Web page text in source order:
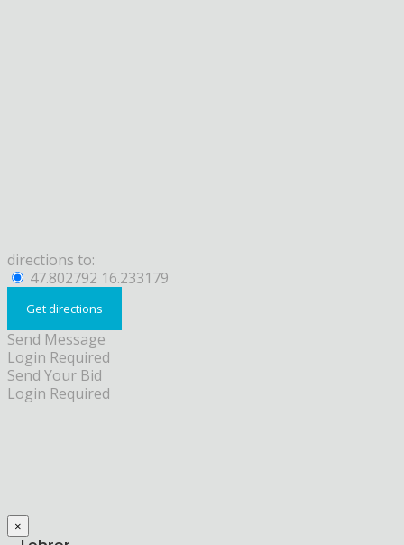
directions to:
47.802792 16.233179
Send Message
Login Required
Send Your Bid
Login Required
×